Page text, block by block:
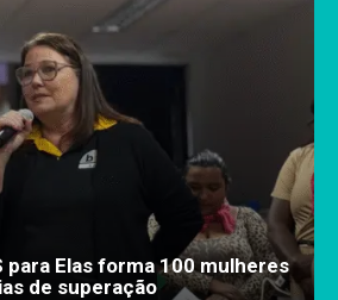
para Elas forma 100 mulheres
de superação